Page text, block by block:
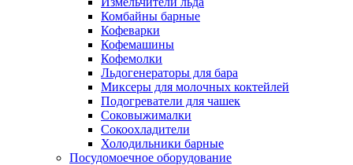
Комбайны барные
Кофеварки
Кофемашины
Кофемолки
Льдогенераторы для бара
Миксеры для молочных коктейлей
Подогреватели для чашек
Соковыжималки
Сокоохладители
Холодильники барные
Посудомоечное оборудование